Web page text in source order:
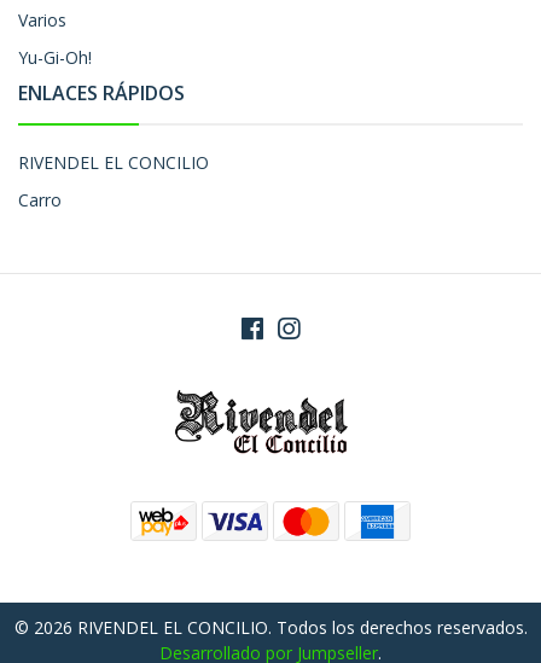
Varios
Yu-Gi-Oh!
ENLACES RÁPIDOS
RIVENDEL EL CONCILIO
Carro
© 2026 RIVENDEL EL CONCILIO. Todos los derechos reservados.
Desarrollado por Jumpseller.